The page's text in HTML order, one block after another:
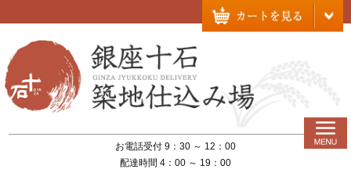
お電話受付 9：30 ～ 12：00
配達時間 4：00 ～ 19：00